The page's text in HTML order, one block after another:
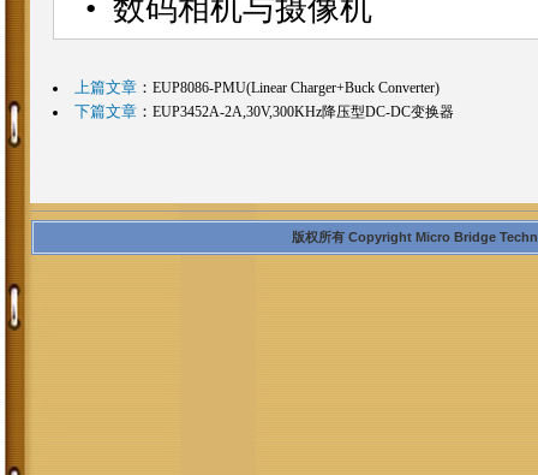
• 数码相机与摄像机
上篇文章： EUP8086-PMU(Linear Charger+Buck Converter)
下篇文章： EUP3452A-2A,30V,300KHz降压型DC-DC变换器
版权所有 Copyright Micro Bridge